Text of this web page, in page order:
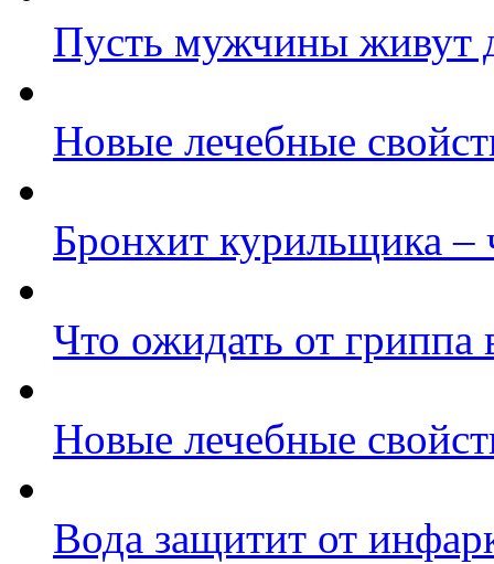
Пусть мужчины живут
Новые лечебные
Бронхит курильщика
Что ожидать от гриппа
Новые лечебные
Вода защитит от